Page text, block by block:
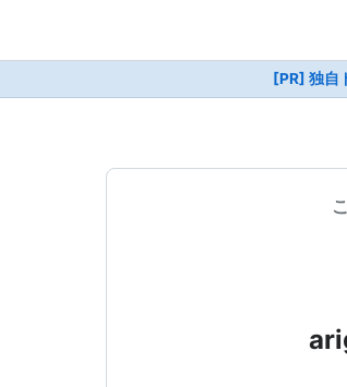
[PR] 独自